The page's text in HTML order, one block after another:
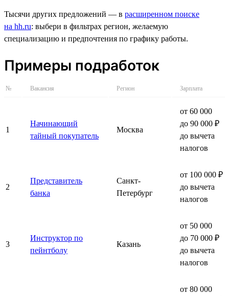
Тысячи других предложений — в расширенном поиске
на hh.ru: выбери в фильтрах регион, желаемую
специализацию и предпочтения по графику работы.
Примеры подработок
№ Вакансия Регион Зарплата
1
Начинающий
тайный покупатель
Москва
от 60 000
до 90 000 ₽
до вычета
налогов
2
Представитель
банка
Санкт-
Петербург
от 100 000 ₽
до вычета
налогов
3
Инструктор по
пейнтболу
Казань
от 50 000
до 70 000 ₽
до вычета
налогов
от 80 000